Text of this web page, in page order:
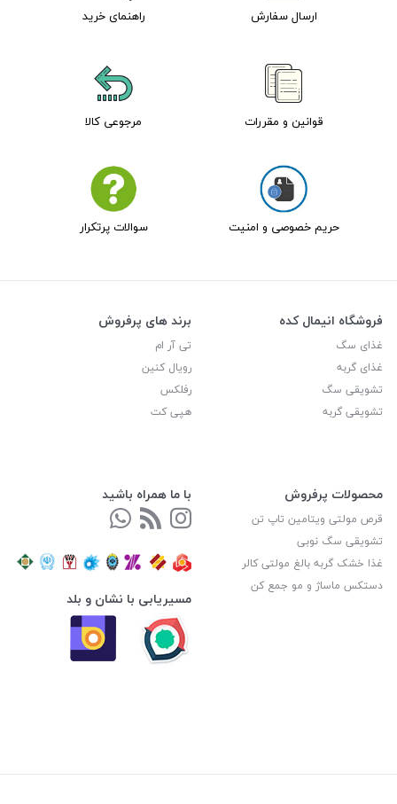
ارسال سفارش راهنمای خرید
قوانین و مقررات مرجوعی کالا
حریم خصوصی و امنیت سوالات پرتکرار
فروشگاه انیمال کده
غذای سگ
غذای گربه
تشویقی سگ
تشویقی گربه
برند های پرفروش
تی آر ام
رویال کنین
رفلکس
هپی کت
محصولات پرفروش
قرص مولتی ویتامین تاپ تن
تشویقی سگ نوبی
غذا خشک گربه بالغ مولتی کالر
دستکس ماساژ و مو جمع کن
با ما همراه باشید
مسیریابی با نشان و بلد